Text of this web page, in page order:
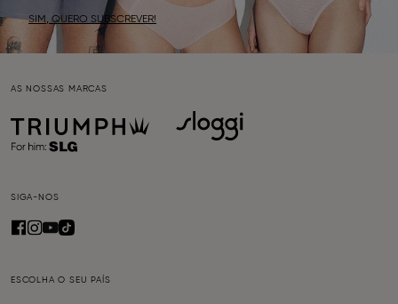
SIM, QUERO SUBSCREVER!
AS NOSSAS MARCAS
SIGA-NOS
ESCOLHA O SEU PAÍS